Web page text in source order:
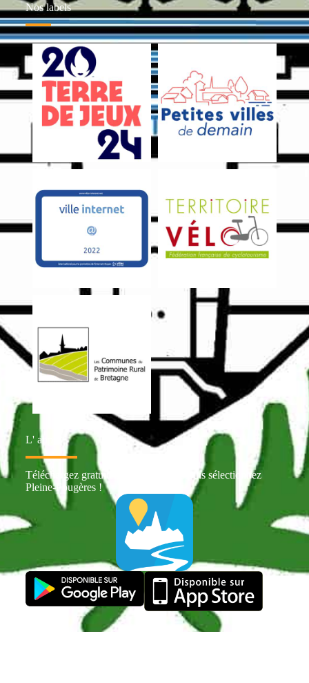
Nos labels
L' appli
Téléchargez gratuitement Intramuros puis sélectionnez
Pleine-Fougères !